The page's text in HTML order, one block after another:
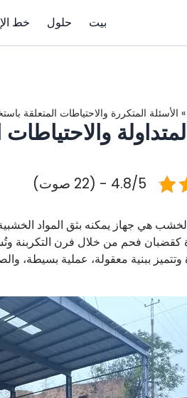
بيت حلول خط
» الأسئلة المتكررة والاحتياطات المتعلقة
4.8/5 - (22 صوت)
هي جهاز يمكنه بثق المواد
كقضبان فحم من خلال فرن
وتتميز ببنية معقولة، عملية بسيطة،